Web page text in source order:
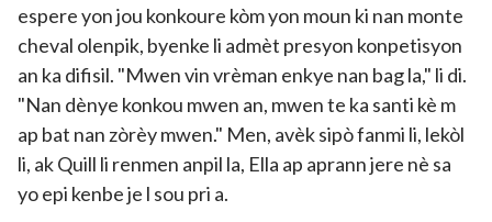
espere yon jou konkoure kòm yon moun ki nan monte
cheval olenpik, byenke li admèt presyon konpetisyon
an ka difisil. "Mwen vin vrèman enkye nan bag la," li di.
"Nan dènye konkou mwen an, mwen te ka santi kè m
ap bat nan zòrèy mwen." Men, avèk sipò fanmi li, lekòl
li, ak Quill li renmen anpil la, Ella ap aprann jere nè sa
yo epi kenbe je l sou pri a.